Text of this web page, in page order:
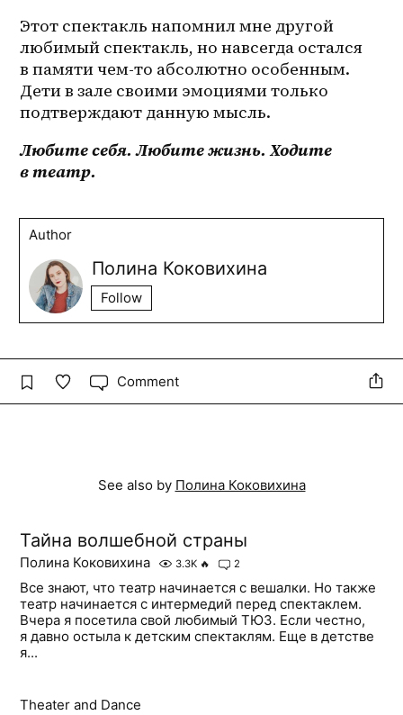
Этот спектакль напомнил мне другой
любимый спектакль, но навсегда остался
в памяти чем-то абсолютно особенным.
Дети в зале своими эмоциями только
подтверждают данную мысль.
Любите себя. Любите жизнь. Ходите
в театр.
Author
Полина Коковихина
Follow
Comment
See also by Полина Коковихина
Тайна волшебной страны
Полина Коковихина 3.3K 🔥 2
Все знают, что театр начинается с вешалки. Но также
театр начинается с интермедий перед спектаклем.
Вчера я посетила свой любимый ТЮЗ. Если честно,
я давно остыла к детским спектаклям. Еще в детстве
я...
Theater and Dance